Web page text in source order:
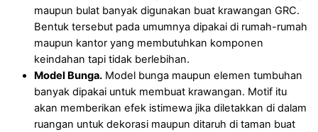
maupun bulat banyak digunakan buat krawangan GRC.
Bentuk tersebut pada umumnya dipakai di rumah-rumah
maupun kantor yang membutuhkan komponen
keindahan tapi tidak berlebihan.
Model Bunga. Model bunga maupun elemen tumbuhan
banyak dipakai untuk membuat krawangan. Motif itu
akan memberikan efek istimewa jika diletakkan di dalam
ruangan untuk dekorasi maupun ditaruh di taman buat